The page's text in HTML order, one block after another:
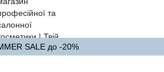
SALE до -20%